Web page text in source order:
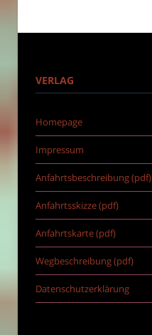
VERLAG
Homepage
Impressum
Anfahrtsbeschreibung (pdf)
Anfahrtsskizze (pdf)
Anfahrtskarte (pdf)
Wegbeschreibung (pdf)
Datenschutzerklärung